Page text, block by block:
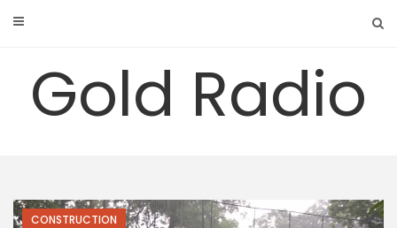
Gold Radio
CONSTRUCTION